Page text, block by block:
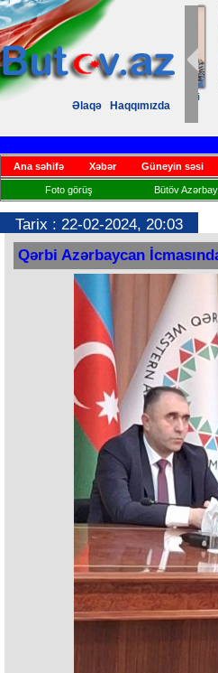
Əlaqə Haqqımızda
Ana səhifə Xəbər Güneyin səsi
Foto görüş Bütöv
Tarix : 22-02-2024, 20:03
Qərbi Azərbaycan